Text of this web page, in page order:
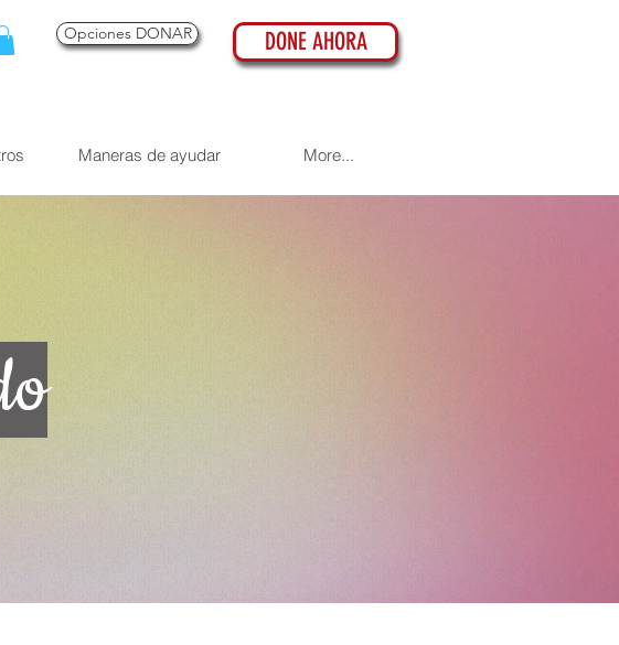
Opciones DONAR DONE AHORA
Maneras de ayudar More...